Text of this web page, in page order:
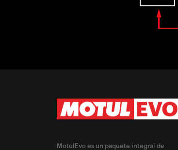
MotulEvo es un paquete integral de